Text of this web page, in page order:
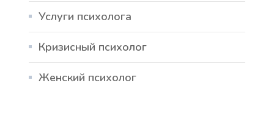
Услуги психолога
Кризисный психолог
Женский психолог